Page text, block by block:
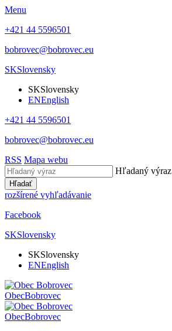
Menu
+421 44 5596501
bobrovec@bobrovec.eu
SKSlovensky
SKSlovensky
ENEnglish
+421 44 5596501
bobrovec@bobrovec.eu
RSS Mapa webu
Hľadaný výraz
Hľadať
rozšírené vyhľadávanie
Facebook
SKSlovensky
SKSlovensky
ENEnglish
ObecBobrovec
ObecBobrovec